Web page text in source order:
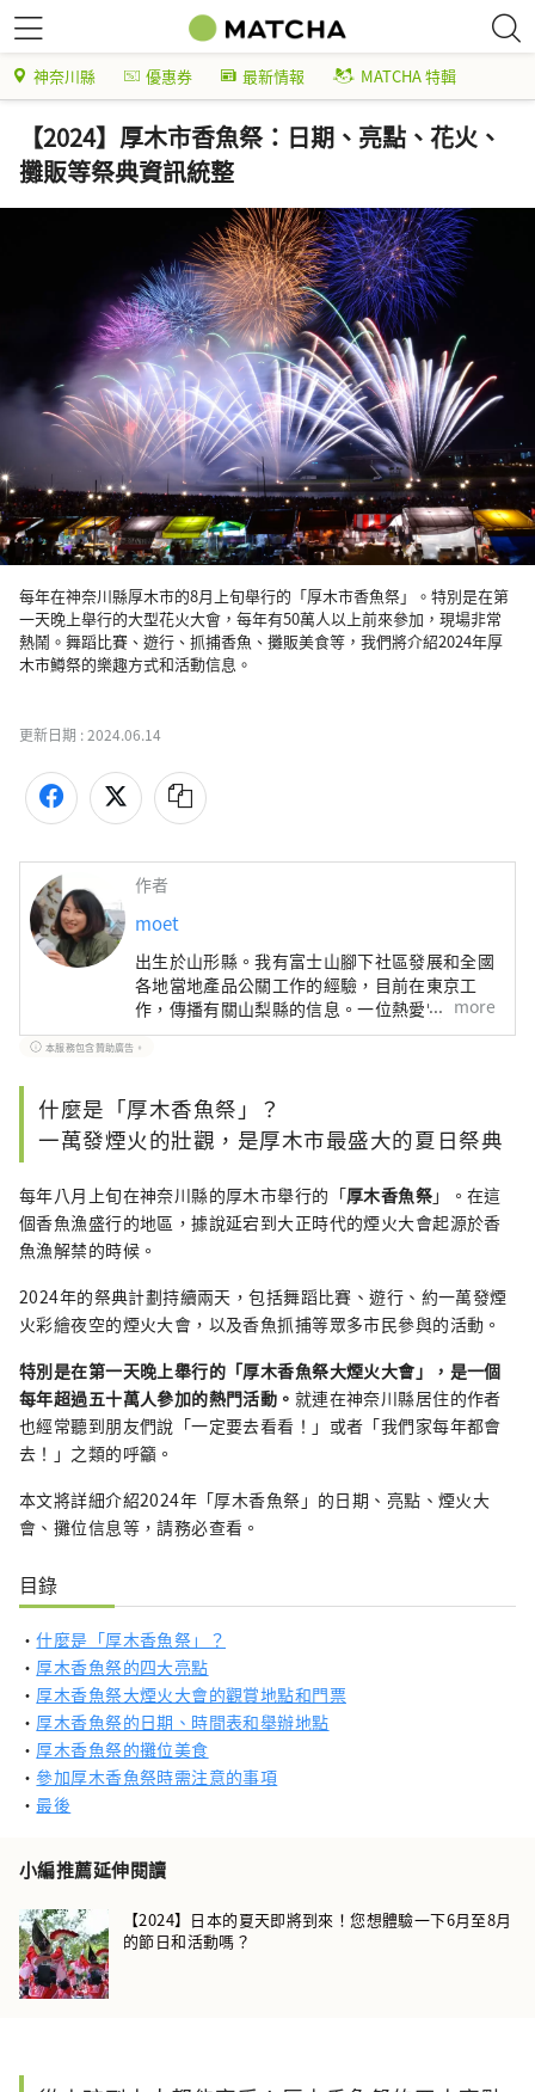
神奈川縣 優惠券 最新情報 MATCHA 特輯
【2024】厚木市香魚祭：日期、亮點、花火、
攤販等祭典資訊統整
每年在神奈川縣厚木市的8月上旬舉行的「厚木市香魚祭」。特別是在第
一天晚上舉行的大型花火大會，每年有50萬人以上前來參加，現場非常
熱鬧。舞蹈比賽、遊行、抓捕香魚、攤販美食等，我們將介紹2024年厚
木市鱒祭的樂趣方式和活動信息。
更新日期 :2024.06.14
作者
moet
出生於山形縣。我有富士山腳下社區發展和全國
各地當地產品公關工作的經驗，目前在東京工
作，傳播有關山梨縣的信息。一位熱愛當地美食
和美酒的母親。
more
本服務包含贊助廣告。
什麼是「厚木香魚祭」？
一萬發煙火的壯觀，是厚木市最盛大的夏日祭典
每年八月上旬在神奈川縣的厚木市舉行的「厚木香魚祭」。在這
個香魚漁盛行的地區，據說延宕到大正時代的煙火大會起源於香
魚漁解禁的時候。
2024年的祭典計劃持續兩天，包括舞蹈比賽、遊行、約一萬發煙
火彩繪夜空的煙火大會，以及香魚抓捕等眾多市民參與的活動。
特別是在第一天晚上舉行的「厚木香魚祭大煙火大會」，是一個
每年超過五十萬人參加的熱門活動。 就連在神奈川縣居住的作者
也經常聽到朋友們說「一定要去看看！」或者「我們家每年都會
去！」之類的呼籲。
本文將詳細介紹2024年「厚木香魚祭」的日期、亮點、煙火大
會、攤位信息等，請務必查看。
目錄
・什麼是「厚木香魚祭」？
・ 厚木香魚祭的四大亮點
・ 厚木香魚祭大煙火大會的觀賞地點和門票
・ 厚木香魚祭的日期、時間表和舉辦地點
・ 厚木香魚祭的攤位美食
・參加厚木香魚祭時需注意的事項
・最後
小編推薦延伸閱讀
【2024】日本的夏天即將到來！您想體驗一下6月至8月
的節日和活動嗎？